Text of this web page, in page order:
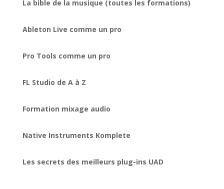
La bible de la musique (toutes les formations)
Ableton Live comme un pro
Pro Tools comme un pro
FL Studio de A à Z
Formation mixage audio
Native Instruments Komplete
Les secrets des meilleurs plug-ins UAD